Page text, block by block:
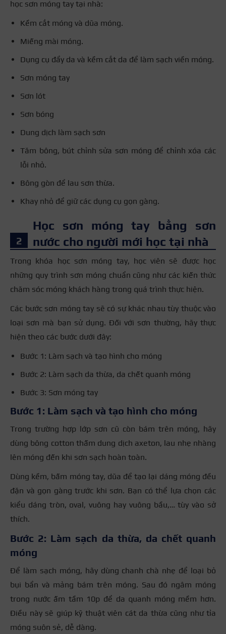
học sơn móng tay tại nhà:
Kềm cắt móng và dũa móng.
Miếng mài móng.
Dụng cụ đẩy da và kềm cắt da để làm sạch viền móng.
Sơn móng tay
Sơn lót
Sơn bóng
Dung dịch làm sạch sơn
Tăm bông, bút chỉnh sửa sơn móng để chỉnh xóa các
lỗi nhỏ.
Bông gòn để lau sơn thừa.
Khay nhỏ để giữ các dụng cụ gọn gàng.
Học sơn móng tay bằng sơn
nước cho người mới học tại nhà
Trong khóa học sơn móng tay, học viên sẽ được học
những quy trình sơn móng chuẩn cũng như các kiến thức
chăm sóc móng khách hàng trong quá trình thực hiện.
Các bước sơn móng tay sẽ có sự khác nhau tùy thuộc vào
loại sơn mà bạn sử dụng. Đối với sơn thường, hãy thực
hiện theo các bước dưới đây:
Bước 1: Làm sạch và tạo hình cho móng
Bước 2: Làm sạch da thừa, da chết quanh móng
Bước 3: Sơn móng tay
Bước 1: Làm sạch và tạo hình cho móng
Trong trường hợp lớp sơn cũ còn bám trên móng, hãy
dùng bông cotton thấm dung dịch axeton, lau nhẹ nhàng
lên móng đến khi sơn sạch hoàn toàn.
Dùng kềm, bấm móng tay, dũa để tạo lại dáng móng đều
đặn và gọn gàng trước khi sơn. Bạn có thể lựa chọn các
kiểu dáng tròn, oval, vuông hay vuông bầu,… tùy vào sở
thích.
Bước 2: Làm sạch da thừa, da chết quanh
móng
Để làm sạch móng, hãy dùng chanh chà nhẹ để loại bỏ
bụi bẩn và mảng bám trên móng. Sau đó ngâm móng
trong nước ấm tầm 10p để da quanh móng mềm hơn.
Điều này sẽ giúp kỹ thuật viên cát da thừa cũng như tỉa
móng suôn sẻ, dễ dàng.